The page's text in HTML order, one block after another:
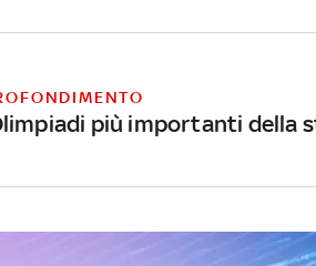
più importanti della